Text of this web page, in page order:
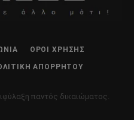
ΌΡΟΙ ΧΡΉΣΗΣ
ΑΠΟΡΡΉΤΟΥ
παντός δικαιώματος.